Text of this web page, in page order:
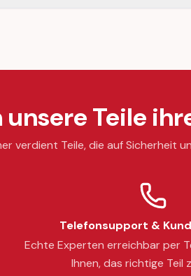
unsere Teile
verdient Teile, die auf Sicherheit
Telefonsupport &
Echte Experten erreichbar per
Ihnen, das richtige Teil